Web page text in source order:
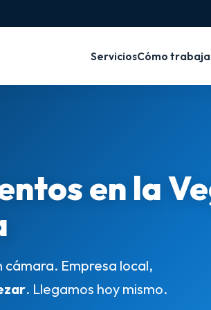
ServiciosCómo
en la
Empresa local,
. Llegamos hoy mismo.